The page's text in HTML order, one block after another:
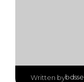
Written by